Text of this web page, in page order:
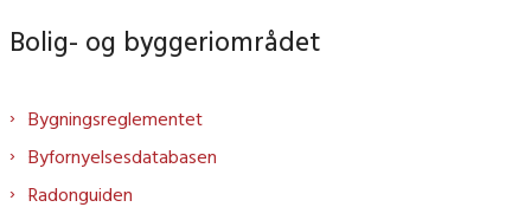
Bolig- og byggeriområdet
Bygningsreglementet
Byfornyelsesdatabasen
Radonguiden